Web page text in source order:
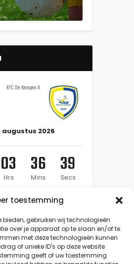
toestemming
bieden, gebruiken wij technologieën
over je apparaat op te slaan en/of te
met deze technologieën kunnen
of unieke ID's op deze website
geeft of uw toestemming
KFC De Kempen A
augustus 2026
03
Hrs 36
Mins 39
Secs